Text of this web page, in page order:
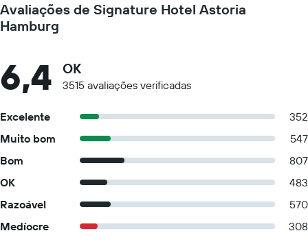
Avaliações de Signature Hotel Astoria
Hamburg
6,4 OK
3515 avaliações verificadas
Excelente
352
Muito bom
547
Bom
807
OK
483
Razoável
570
Medíocre
308